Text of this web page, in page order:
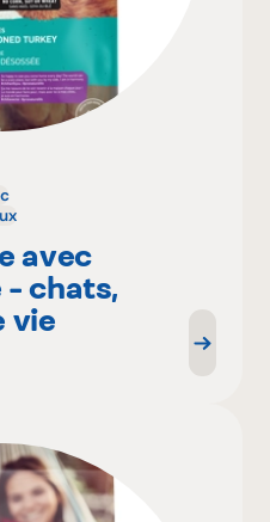
avec
- chats,
vie